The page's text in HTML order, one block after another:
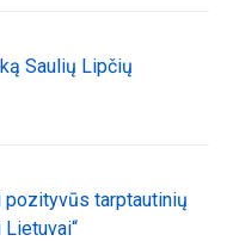
Saulių Lipčių
pozityvūs tarptautinių